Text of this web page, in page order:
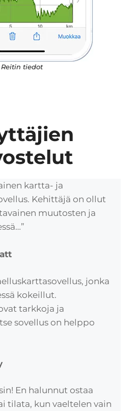
Reitin tiedot
kartta- ja
Kehittäjä on ollut
muutosten ja
jonka
kokeillut.
tarkkoja ja
sovellus on helppo
En halunnut ostaa
tilata, kun vaeltelen vain